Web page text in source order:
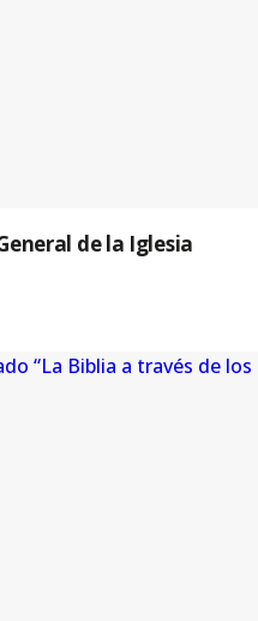
de la Iglesia